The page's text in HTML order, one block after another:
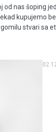
od nas šoping
kupujemo
stvari sa